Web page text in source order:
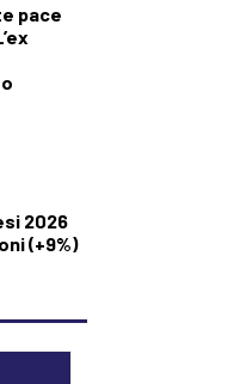
pace
2026
(+9%)